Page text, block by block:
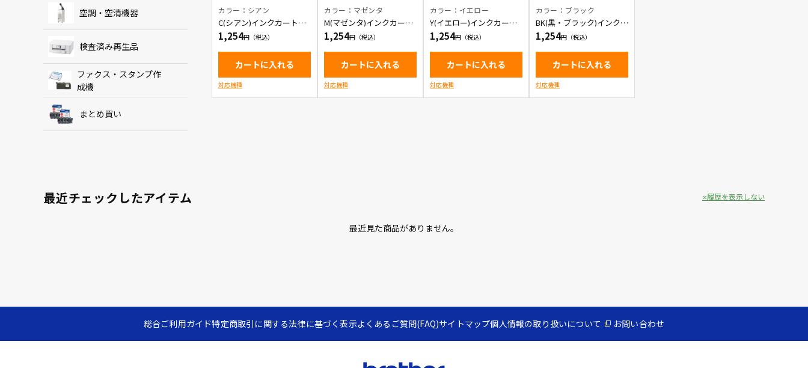
空調・空清機器
検査済み再生品
ファクス・スタンプ作
成機
まとめ買い
カラー：シアン
C(シアン)インクカートリ
ッジ
1,254
カートに入れる
対応機種
カラー：マゼンタ
M(マゼンタ)インクカート
リッジ
1,254
カートに入れる
対応機種
カラー：イエロー
Y(イエロー)インクカート
リッジ
1,254
カートに入れる
対応機種
カラー：ブラック
BK(黒・ブラック)インクカ
ートリッジ
1,254
カートに入れる
対応機種
最近チェックしたアイテム
最近見た商品がありません。
履歴を表示しない
総合ご利用ガイド特定商取引に関する法律に基づく表示よくあるご質問(FAQ)サイトマップ個人情報の取り扱いについて お問い合わせ